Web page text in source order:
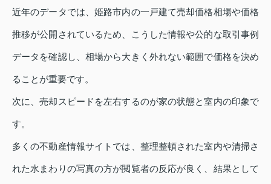
近年のデータでは、姫路市内の一戸建て売却価格相場や価格
推移が公開されているため、こうした情報や公的な取引事例
データを確認し、相場から大きく外れない範囲で価格を決め
ることが重要です。
次に、売却スピードを左右するのが家の状態と室内の印象で
す。
多くの不動産情報サイトでは、整理整頓された室内や清掃さ
れた水まわりの写真の方が閲覧者の反応が良く、結果として